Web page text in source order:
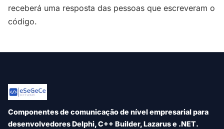
receberá uma resposta das pessoas que escreveram o
código.
Componentes de comunicação de nível empresarial para
desenvolvedores Delphi, C++ Builder, Lazarus e .NET.